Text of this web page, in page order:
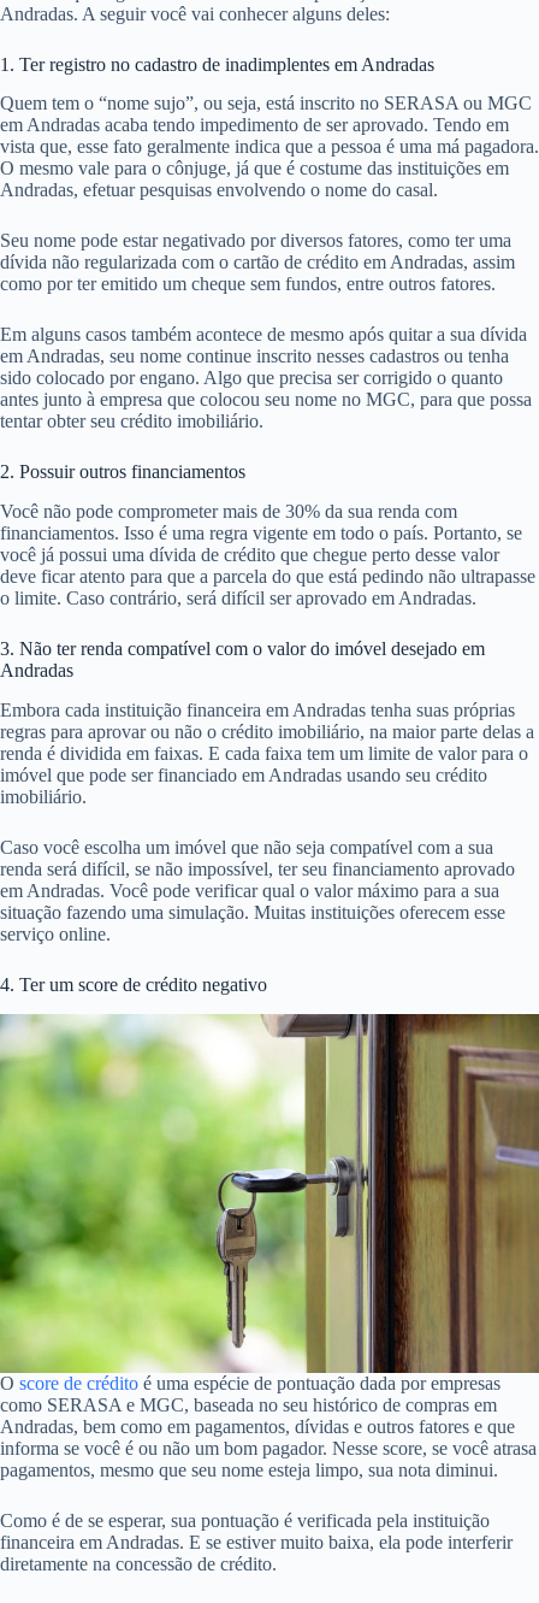
Andradas. A seguir você vai conhecer alguns deles:
1. Ter registro no cadastro de inadimplentes em Andradas
Quem tem o “nome sujo”, ou seja, está inscrito no SERASA ou MGC
em Andradas acaba tendo impedimento de ser aprovado. Tendo em
vista que, esse fato geralmente indica que a pessoa é uma má pagadora.
O mesmo vale para o cônjuge, já que é costume das instituições em
Andradas, efetuar pesquisas envolvendo o nome do casal.
Seu nome pode estar negativado por diversos fatores, como ter uma
dívida não regularizada com o cartão de crédito em Andradas, assim
como por ter emitido um cheque sem fundos, entre outros fatores.
Em alguns casos também acontece de mesmo após quitar a sua dívida
em Andradas, seu nome continue inscrito nesses cadastros ou tenha
sido colocado por engano. Algo que precisa ser corrigido o quanto
antes junto à empresa que colocou seu nome no MGC, para que possa
tentar obter seu crédito imobiliário.
2. Possuir outros financiamentos
Você não pode comprometer mais de 30% da sua renda com
financiamentos. Isso é uma regra vigente em todo o país. Portanto, se
você já possui uma dívida de crédito que chegue perto desse valor
deve ficar atento para que a parcela do que está pedindo não ultrapasse
o limite. Caso contrário, será difícil ser aprovado em Andradas.
3. Não ter renda compatível com o valor do imóvel desejado em
Andradas
Embora cada instituição financeira em Andradas tenha suas próprias
regras para aprovar ou não o crédito imobiliário, na maior parte delas a
renda é dividida em faixas. E cada faixa tem um limite de valor para o
imóvel que pode ser financiado em Andradas usando seu crédito
imobiliário.
Caso você escolha um imóvel que não seja compatível com a sua
renda será difícil, se não impossível, ter seu financiamento aprovado
em Andradas. Você pode verificar qual o valor máximo para a sua
situação fazendo uma simulação. Muitas instituições oferecem esse
serviço online.
4. Ter um score de crédito negativo
O score de crédito é uma espécie de pontuação dada por empresas
como SERASA e MGC, baseada no seu histórico de compras em
Andradas, bem como em pagamentos, dívidas e outros fatores e que
informa se você é ou não um bom pagador. Nesse score, se você atrasa
pagamentos, mesmo que seu nome esteja limpo, sua nota diminui.
Como é de se esperar, sua pontuação é verificada pela instituição
financeira em Andradas. E se estiver muito baixa, ela pode interferir
diretamente na concessão de crédito.